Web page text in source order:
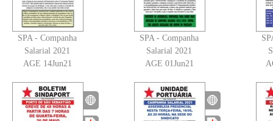
SPA - Companha
Salarial 2021
AGE 14Jun21
SPA - Companha
Salarial 2021
AGE 01Jun21